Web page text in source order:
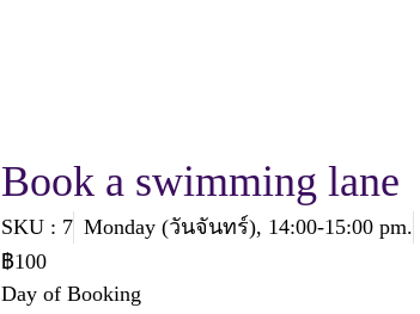
Book a swimming lane
SKU : 7 Monday (วันจันทร์), 14:00-15:00 pm.
฿100
Day of Booking